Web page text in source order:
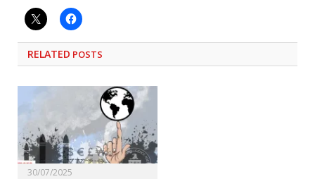
RELATED POSTS
30/07/2025